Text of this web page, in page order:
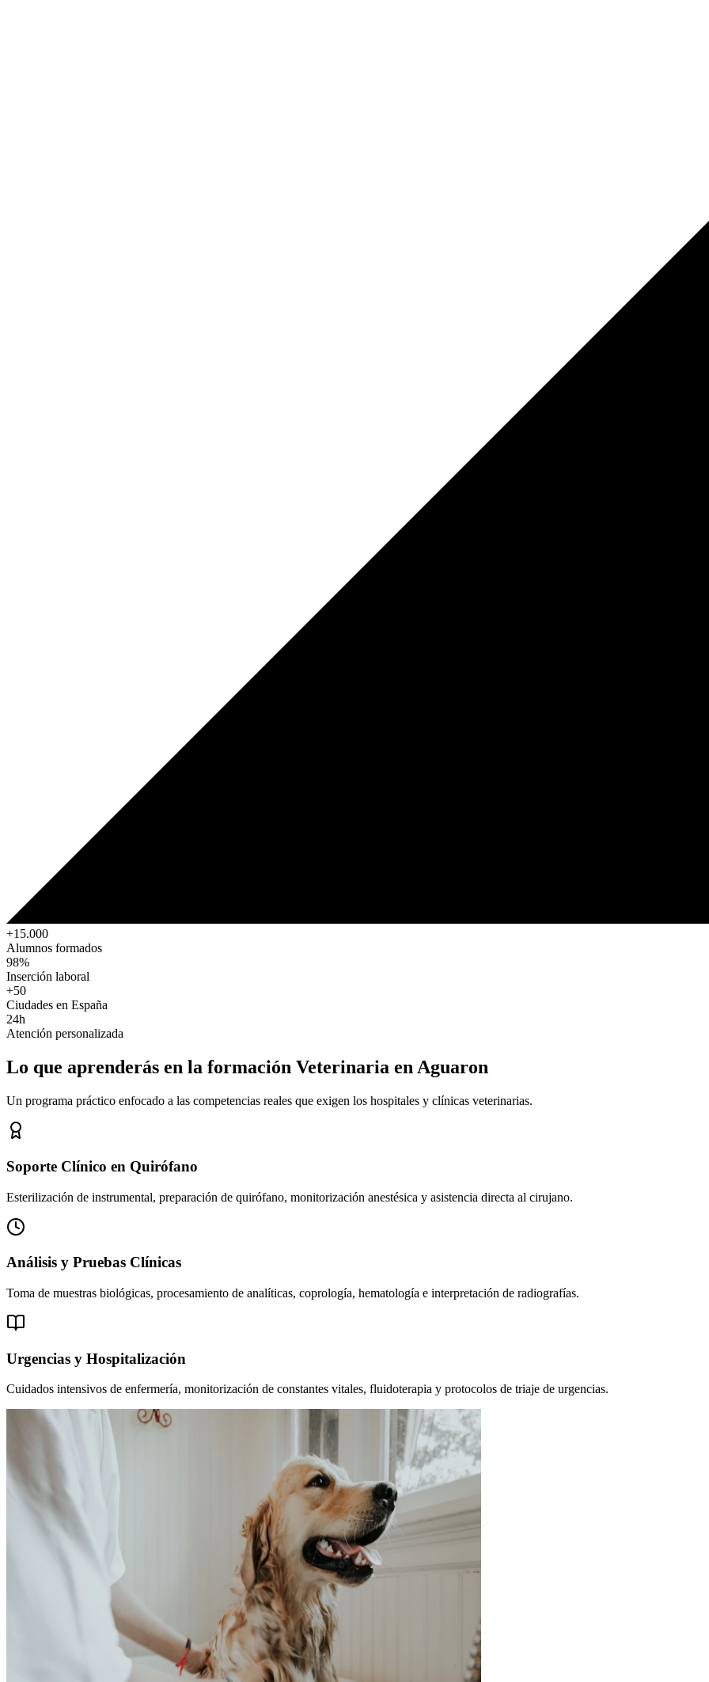
+15.000
Alumnos formados
98%
Inserción laboral
+50
Ciudades en España
24h
Atención personalizada
Lo que aprenderás en la formación Veterinaria en Aguaron
Un programa práctico enfocado a las competencias reales que exigen los hospitales y clínicas veterinarias.
Soporte Clínico en Quirófano
Esterilización de instrumental, preparación de quirófano, monitorización anestésica y asistencia directa al cirujano.
Análisis y Pruebas Clínicas
Toma de muestras biológicas, procesamiento de analíticas, coprología, hematología e interpretación de radiografías.
Urgencias y Hospitalización
Cuidados intensivos de enfermería, monitorización de constantes vitales, fluidoterapia y protocolos de triaje de urgencias.